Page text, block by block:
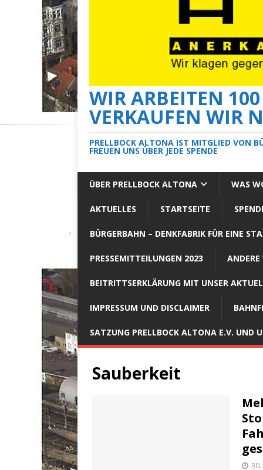
WIR ARBEITEN
VERKAUFEN WIR
PRELLBOCK ALTONA IST MITGLIED VON
FREUEN UNS ÜBER JEDE SPENDE
ÜBER PRELLBOCK ALTONA WAS
AKTUELLES STARTSEITE
BÜRGERBAHN – DENKFABRIK FÜR EINE
PRESSEMITTEILUNGEN 2023
BEITRITTSERKLÄRUNG MIT UNSER
IMPRESSUM UND DISCLAIMER
SATZUNG PRELLBOCK ALTONA E.V. UND
Sauberkeit